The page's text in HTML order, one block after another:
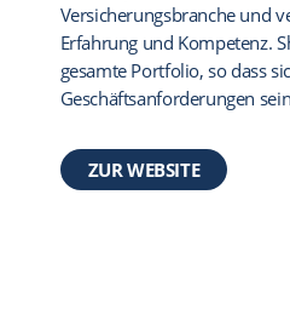
Versicherungsbranche und
Erfahrung und Kompetenz.
gesamte Portfolio, so dass
Geschäftsanforderungen
ZUR WEBSITE